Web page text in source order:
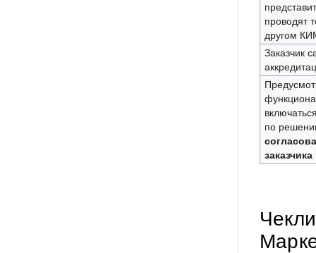
проводят
другом
Заказчик
по
заказчика